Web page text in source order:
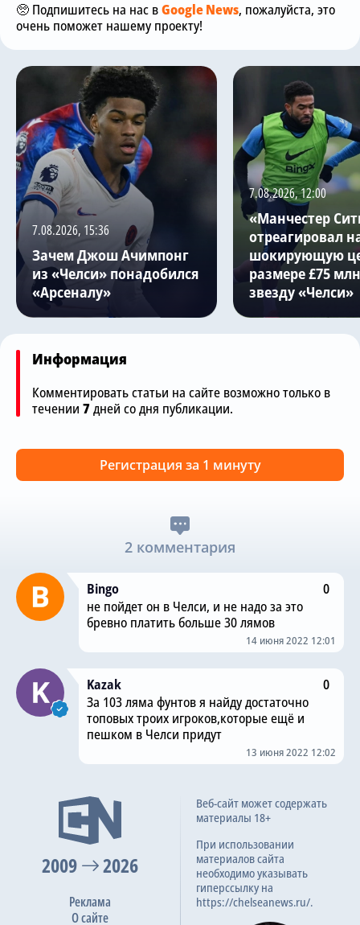
🥺 Подпишитесь на нас вGoogle News, пожалуйста, это
очень поможет нашему проекту!
7.08.2026, 15:36
Зачем Джош Ачимпонг
из «Челси» понадобился
«Арсеналу»
7.08.2026, 12:00
«Манчестер
отреагировал
шокирующую
размере £75
звезду «Челси»
Информация
Комментировать статьи на сайте возможно только в
течении 7дней со дня публикации.
Регистрация за 1 минуту
2 комментария
Bingo
0
не пойдет он в Челси, и не надо за это
бревно платить больше 30 лямов
14 июня 2022 12:01
Kazak
0
За 103 ляма фунтов я найду достаточно
топовых троих игроков,которые ещё и
пешком в Челси придут
13 июня 2022 12:02
2009 2026
Реклама
О сайте
Веб-сайт может содержать
материалы 18+
При использовании
материалов сайта
необходимо указывать
гиперссылку на
https://chelseanews.ru/.